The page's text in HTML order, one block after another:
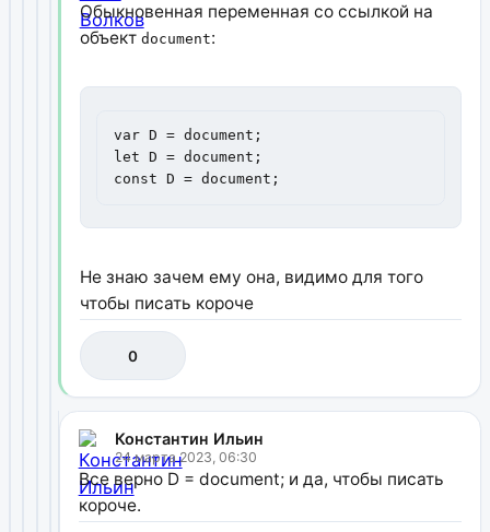
Обыкновенная переменная со ссылкой на
объект document:
var D = document;
let D = document;
const D = document;
Не знаю зачем ему она, видимо для того
чтобы писать короче
0
Константин Ильин
24 марта 2023, 06:30
Все верно D = document; и да, чтобы писать
короче.